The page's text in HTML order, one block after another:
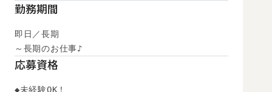
勤務期間
即日／長期
～長期のお仕事♪
応募資格
◆未経験OK！